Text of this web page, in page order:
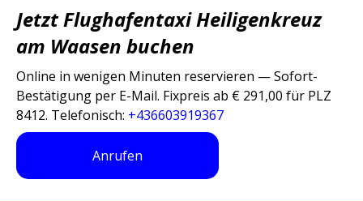
Jetzt Flughafentaxi Heiligenkreuz
am Waasen buchen
Online in wenigen Minuten reservieren — Sofort-
Bestätigung per E-Mail. Fixpreis ab € 291,00 für PLZ
8412. Telefonisch: +436603919367
Anrufen